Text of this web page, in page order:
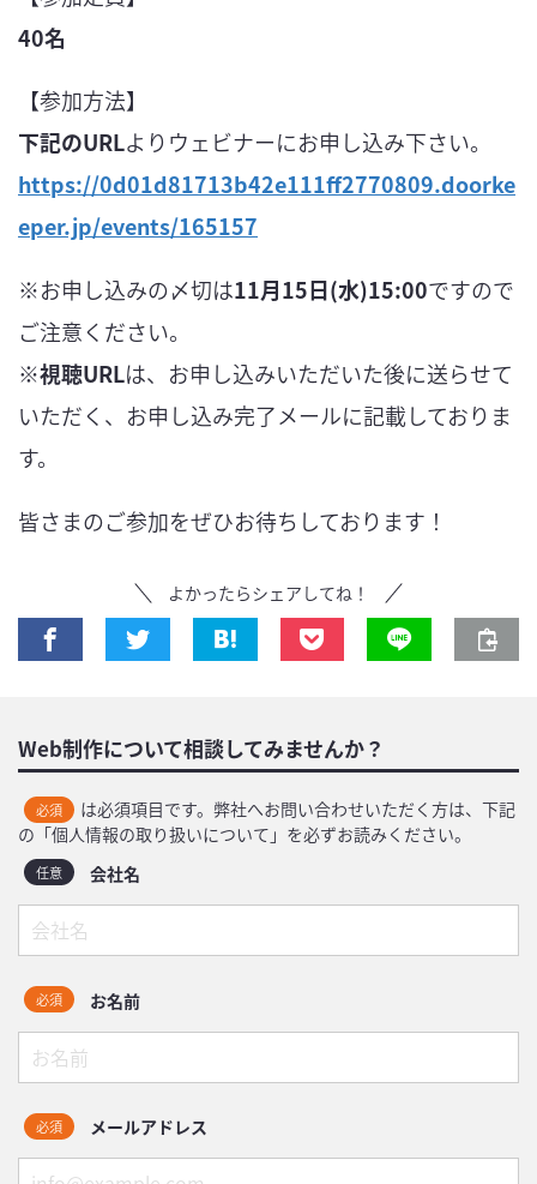
40名
【参加方法】
下記のURLよりウェビナーにお申し込み下さい。
https://0d01d81713b42e111ff2770809.doorke
eper.jp/events/165157
※お申し込みの〆切は11月15日(水)15:00ですので
ご注意ください。
※視聴URLは、お申し込みいただいた後に送らせて
いただく、お申し込み完了メールに記載しておりま
す。
皆さまのご参加をぜひお待ちしております！
よかったらシェアしてね！
Web制作について相談してみませんか？
必須
は必須項目です。弊社へお問い合わせいただく方は、下記
の「個人情報の取り扱いについて」を必ずお読みください。
会社名
任意
お名前
必須
メールアドレス
必須